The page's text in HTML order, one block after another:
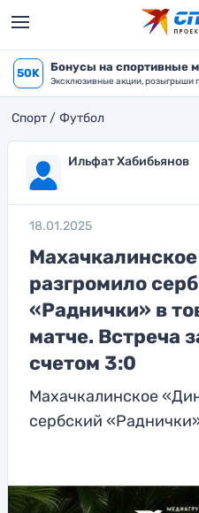
50K Бонусы на спортивные
Эксклюзивные акции, розыгрыши
Спорт Футбол
Ильфат Хабибьянов
18.01.2025
разгромило
«Раднички» в
матче. Встреча
счетом 3:0
Махачкалинское
сербский